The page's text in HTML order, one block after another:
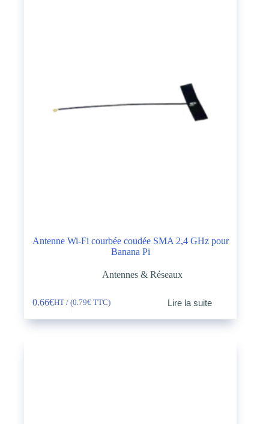
Antenne Wi-Fi courbée coudée SMA 2,4 GHz pour
Banana Pi
Antennes & Réseaux
0.66€HT / (0.79€TTC) Lire la suite